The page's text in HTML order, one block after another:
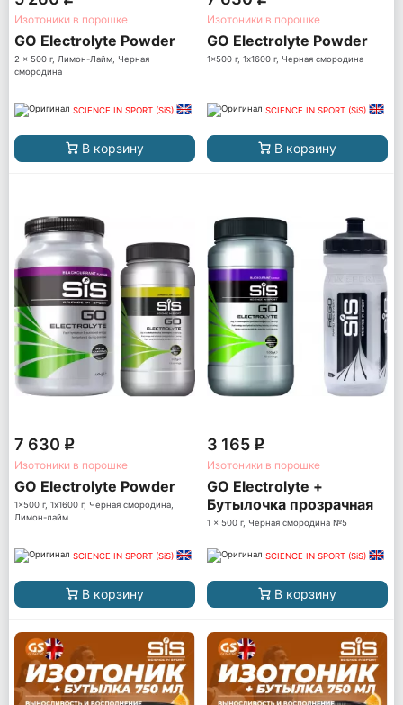
Изотоники в порошке
GO Electrolyte Powder
2 x 500 г, Лимон-Лайм, Черная
смородина
SCIENCE IN SPORT (SiS)
В корзину
Изотоники в порошке
GO Electrolyte Powder
1x500 г, 1x1600 г, Черная смородина
SCIENCE IN SPORT (SiS)
В корзину
7 630 q
Изотоники в порошке
GO Electrolyte Powder
1x500 г, 1x1600 г, Черная смородина,
Лимон-лайм
SCIENCE IN SPORT (SiS)
В корзину
3 165 q
Изотоники в порошке
GO Electrolyte +
Бутылочка прозрачная
1 x 500 г, Черная смородина №5
SCIENCE IN SPORT (SiS)
В корзину